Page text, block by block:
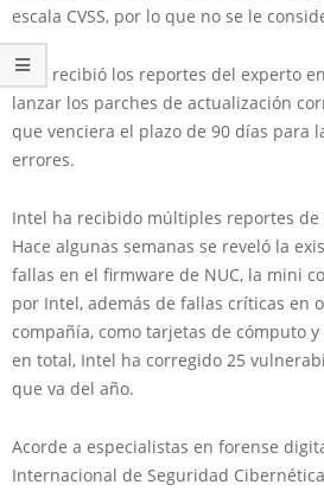
escala CVSS, por lo que no se le
Intel recibió los reportes del experto
lanzar los parches de actualización
que venciera el plazo de 90 días para
errores.
Intel ha recibido múltiples reportes
Hace algunas semanas se reveló la
fallas en el firmware de NUC, la mini
por Intel, además de fallas críticas en
compañía, como tarjetas de cómputo y
en total, Intel ha corregido 25
que va del año.
Acorde a especialistas en forense
Internacional de Seguridad